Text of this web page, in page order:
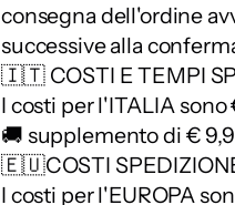
consegna dell'ordine
successive alla
🇮🇹 COSTI E TEMPI
I costi per l'ITALIA
🚚 supplemento di €
🇪🇺COSTI
I costi per l'EUROPA